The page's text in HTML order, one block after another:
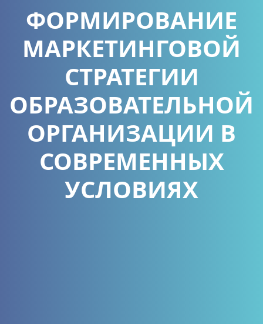
ФОРМИРОВАНИЕ
МАРКЕТИНГОВОЙ
СТРАТЕГИИ
ОБРАЗОВАТЕЛЬНОЙ
ОРГАНИЗАЦИИ В
СОВРЕМЕННЫХ
УСЛОВИЯХ